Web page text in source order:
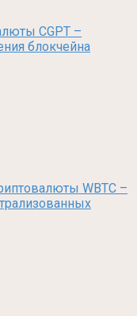
CGPT –
блокчейна
WBTC –